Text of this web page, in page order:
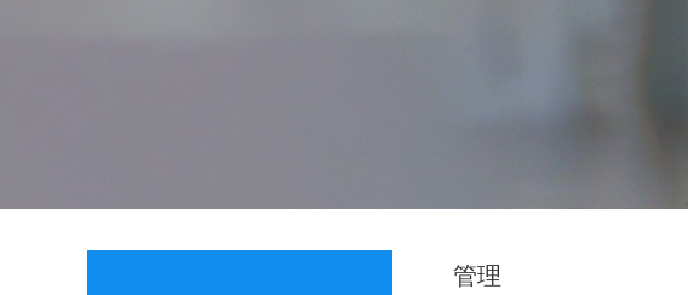
管理